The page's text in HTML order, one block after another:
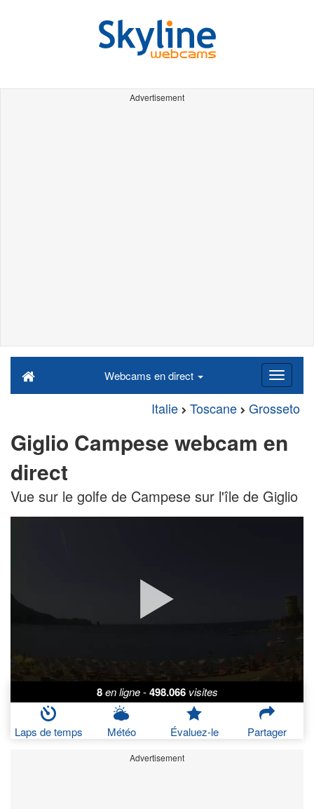
Advertisement
Webcams en direct
Italie Toscane Grosseto
Giglio Campese webcam en
direct
Vue sur le golfe de Campese sur l'île de Giglio
8 en ligne - 498.066 visites
Laps de temps Météo Évaluez-le Partager
Advertisement